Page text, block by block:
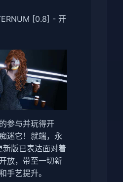
[0.8] - 开
参与并玩得开
迷它！就端，永
版已表达面对着
放，带至一切新
手艺提升。